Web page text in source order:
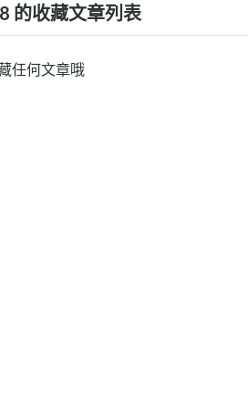
的收藏文章列表
任何文章哦